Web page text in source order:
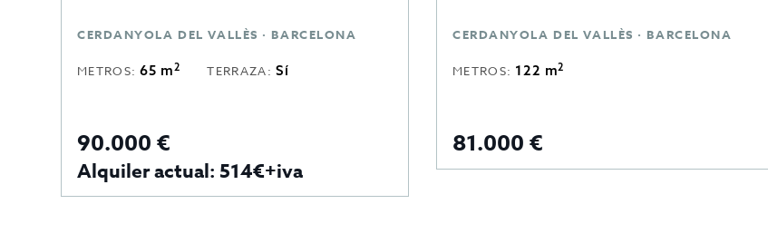
CERDANYOLA DEL VALLÈS · BARCELONA
METROS:65 m2 TERRAZA:Sí
90.000 €
Alquiler actual: 514€+iva
CERDANYOLA DEL VALLÈS · BARCELONA
METROS: 122 m2
81.000 €